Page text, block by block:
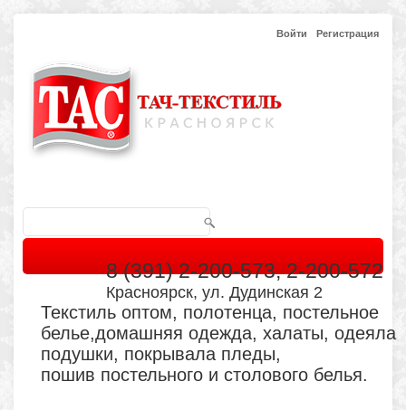
Войти Регистрация
8 (391) 2-200-573, 2-200-572
Красноярск, ул. Дудинская 2
Текстиль оптом, полотенца, постельное
белье,домашняя одежда, халаты, одеяла
подушки, покрывала пледы,
пошив постельного и столового белья.